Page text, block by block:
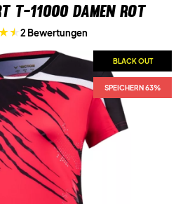
11000 Damen Rot
2 Bewertungen
BLACK OUT
SPEICHERN 63%
BLACK OUT
SPEICHERN 63%